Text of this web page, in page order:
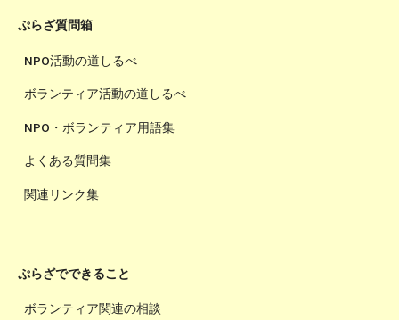
ぷらざ質問箱
NPO活動の道しるべ
ボランティア活動の道しるべ
NPO・ボランティア用語集
よくある質問集
関連リンク集
ぷらざでできること
ボランティア関連の相談